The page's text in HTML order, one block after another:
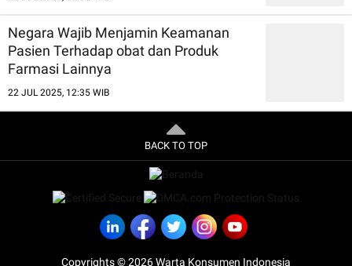
Negara Wajib Menjamin Keamanan
Pasien Terhadap obat dan Produk
Farmasi Lainnya
22 JUL 2025, 12:35 WIB
BACK TO TOP
Copyrights © 2026 Warta Konsumen Indonesia